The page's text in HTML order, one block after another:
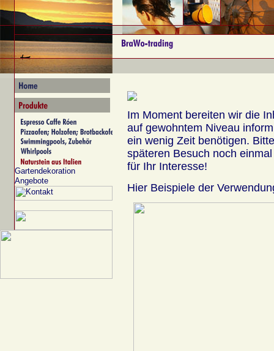
Im Moment bereiten wir die
auf gewohntem Niveau
ein wenig Zeit benötigen.
späteren Besuch noch
für Ihr Interesse!
Hier Beispiele der